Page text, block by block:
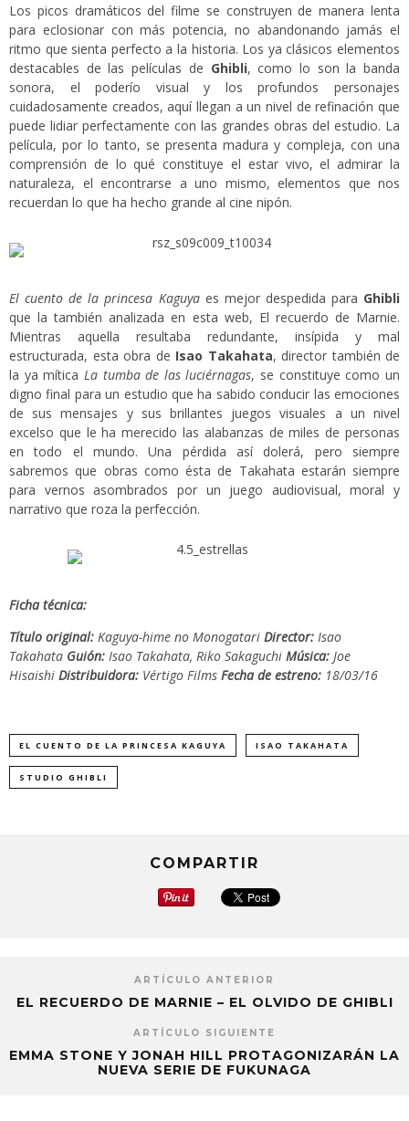
Los picos dramáticos del filme se construyen de manera lenta
para eclosionar con más potencia, no abandonando jamás el
ritmo que sienta perfecto a la historia. Los ya clásicos elementos
destacables de las películas de Ghibli, como lo son la banda
sonora, el poderío visual y los profundos personajes
cuidadosamente creados, aquí llegan a un nivel de refinación que
puede lidiar perfectamente con las grandes obras del estudio. La
película, por lo tanto, se presenta madura y compleja, con una
comprensión de lo qué constituye el estar vivo, el admirar la
naturaleza, el encontrarse a uno mismo, elementos que nos
recuerdan lo que ha hecho grande al cine nipón.
El cuento de la princesa Kaguyaes mejor despedida para Ghibli
que la también analizada en esta web, El recuerdo de Marnie.
Mientras aquella resultaba redundante, insípida y mal
estructurada, esta obra de Isao Takahata, director también de
la ya mítica La tumba de las luciérnagas, se constituye como un
digno final para un estudio que ha sabido conducir las emociones
de sus mensajes y sus brillantes juegos visuales a un nivel
excelso que le ha merecido las alabanzas de miles de personas
en todo el mundo. Una pérdida así dolerá, pero siempre
sabremos que obras como ésta de Takahata estarán siempre
para vernos asombrados por un juego audiovisual, moral y
narrativo que roza la perfección.
Ficha técnica:
Título original: Kaguya-hime no Monogatari Director: Isao
Takahata Guión: Isao Takahata, Riko Sakaguchi Música: Joe
Hisaishi Distribuidora: Vértigo Films Fecha de estreno: 18/03/16
EL CUENTO DE LA PRINCESA KAGUYA ISAO TAKAHATA
STUDIO GHIBLI
COMPARTIR
ARTÍCULO ANTERIOR
EL RECUERDO DE MARNIE – EL OLVIDO DE GHIBLI
ARTÍCULO SIGUIENTE
EMMA STONE Y JONAH HILL PROTAGONIZARÁN LA
NUEVA SERIE DE FUKUNAGA